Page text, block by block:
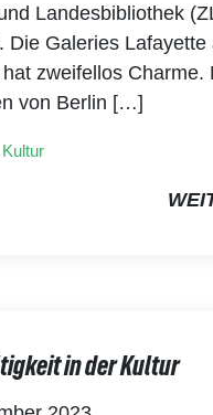
Landesbibliothek
Die Galeries Lafayette
zweifellos Charme.
von Berlin […]
Kultur
in der Kultur